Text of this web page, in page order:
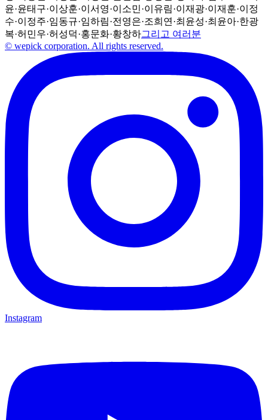
윤·윤태구·이상훈·이서영·이소민·이유림·이재광·이재훈·이정
수·이정주·임동규·임하림·전영은·조희연 ·최윤성·최윤아·한광
복·허민우·허성덕·홍문화·황창하그리고 여러분
© wepick corporation. All rights reserved.
Instagram